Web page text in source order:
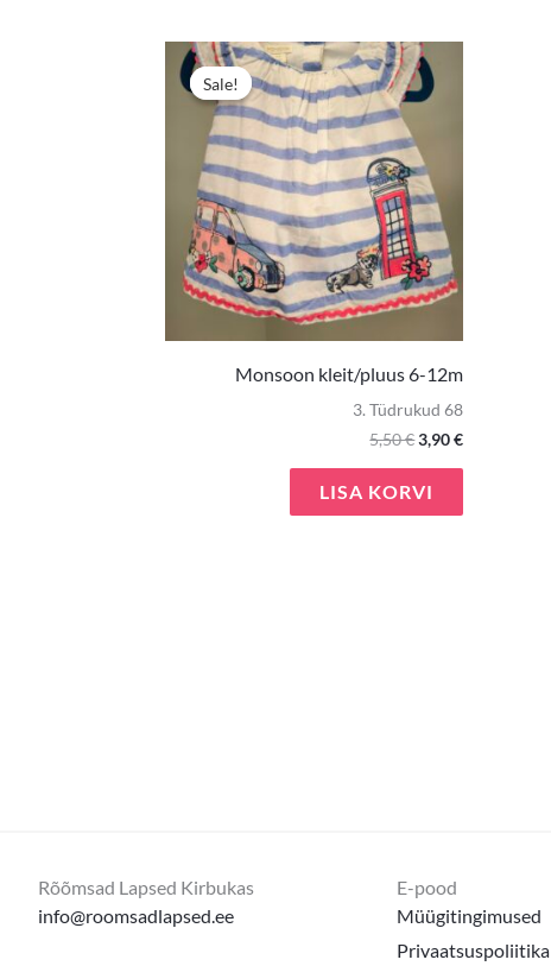
Sale!
Sale!
Monsoon kleit/pluus 6-12m
3. Tüdrukud 68
5,50€
Algne
hind
oli:
3,90€
LISA KORVI
Rõõmsad Lapsed Kirbukas
info@roomsadlapsed.ee
E-pood
Müügitingimused
Privaatsuspoliitika